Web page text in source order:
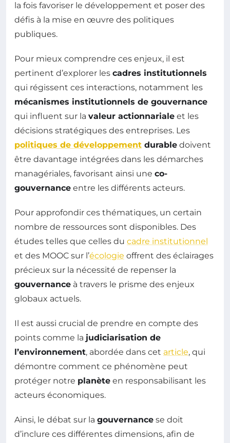
la fois favoriser le développement et poser des
défis à la mise en œuvre des politiques
publiques.
Pour mieux comprendre ces enjeux, il est
pertinent d’explorer les cadres institutionnels
qui régissent ces interactions, notamment les
mécanismes institutionnels de gouvernance
qui influent sur la valeur actionnariale et les
décisions stratégiques des entreprises. Les
politiques de développement durable doivent
être davantage intégrées dans les démarches
managériales, favorisant ainsi une co-
gouvernance entre les différents acteurs.
Pour approfondir ces thématiques, un certain
nombre de ressources sont disponibles. Des
études telles que celles du cadre institutionnel
et des MOOC sur l’écologie offrent des éclairages
précieux sur la nécessité de repenser la
gouvernance à travers le prisme des enjeux
globaux actuels.
Il est aussi crucial de prendre en compte des
points comme la judiciarisation de
l’environnement, abordée dans cet article, qui
démontre comment ce phénomène peut
protéger notre planète en responsabilisant les
acteurs économiques.
Ainsi, le débat sur la gouvernance se doit
d’inclure ces différentes dimensions, afin de